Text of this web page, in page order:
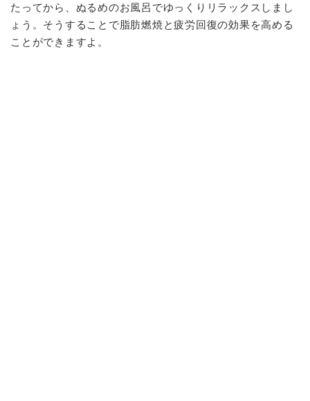
たってから、ぬるめのお風呂でゆっくりリラックスしまし
ょう。そうすることで脂肪燃焼と疲労回復の効果を高める
ことができますよ。